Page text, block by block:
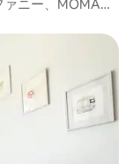
ニー、MOMAの